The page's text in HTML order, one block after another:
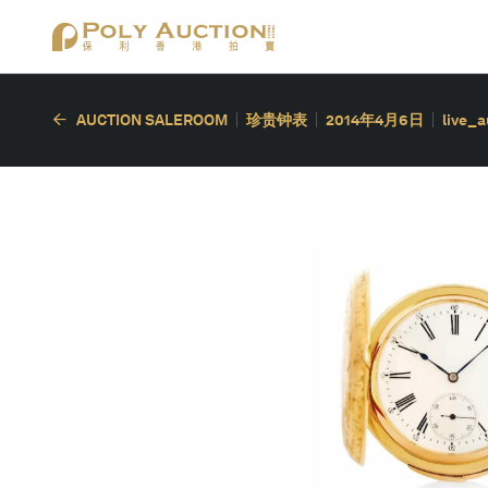
AUCTION SALEROOM 珍贵钟表 2014年4月6日